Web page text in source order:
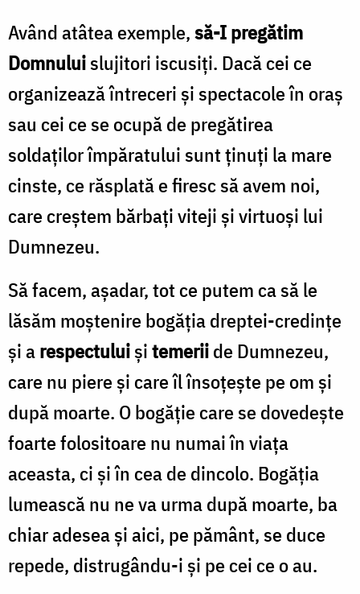
Având atâtea exemple,să-I pregătim
Domnuluislujitori iscusiţi. Dacă cei ce
organizează întreceri şi spectacole în oraş
sau cei ce se ocupă de pregătirea
soldaţilor împăratului sunt ţinuţi la mare
cinste, ce răsplată e firesc să avem noi,
care creştem bărbaţi viteji şi virtuoşi lui
Dumnezeu.
Să facem, aşadar, tot ce putem ca să le
lăsăm moştenire bogăţia dreptei-credinţe
şi arespectuluişitemeriide Dumnezeu,
care nu piere şi care îl însoţeşte pe om şi
după moarte. O bogăţie care se dovedeşte
foarte folositoare nu numai în viaţa
aceasta, ci şi în cea de dincolo. Bogăţia
lumească nu ne va urma după moarte, ba
chiar adesea şi aici, pe pământ, se duce
repede, distrugându-i şi pe cei ce o au.